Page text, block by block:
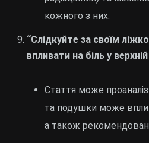
кожного з них.
“Слідкуйте за своїм
впливати на біль у
Стаття може
та подушки може
а також